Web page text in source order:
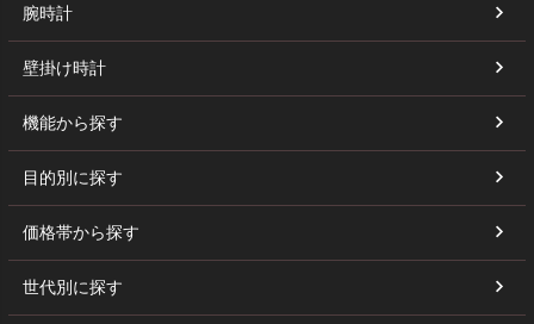
腕時計
壁掛け時計
機能から探す
目的別に探す
価格帯から探す
世代別に探す